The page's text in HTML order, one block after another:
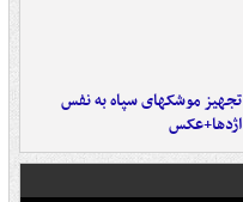
تجهیز موشکهای سپاه به نفس
اژدها+عکس